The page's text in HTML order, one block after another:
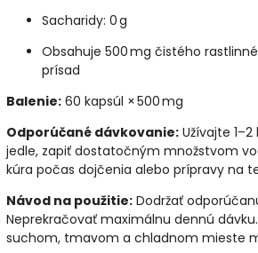
Sacharidy: 0 g
Obsahuje 500 mg čistého
prísad
Balenie: 60 kapsúl × 500 mg
Odporúčané dávkovanie: Užívajte
jedle, zapiť dostatočným množstvom
kúra počas dojčenia alebo prípravy na
Návod na použitie: Dodržať
Neprekračovať maximálnu dennú
suchom, tmavom a chladnom mieste